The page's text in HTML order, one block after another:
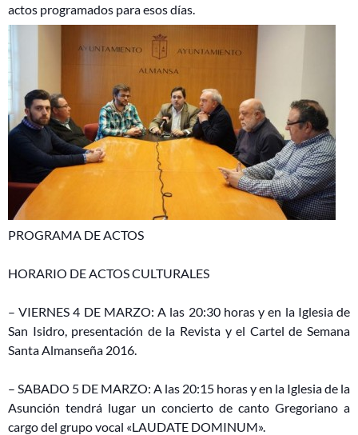
actos programados para esos días.
PROGRAMA DE ACTOS
HORARIO DE ACTOS CULTURALES
– VIERNES 4 DE MARZO: A las 20:30 horas y en la Iglesia de
San Isidro, presentación de la Revista y el Cartel de Semana
Santa Almanseña 2016.
– SABADO 5 DE MARZO: A las 20:15 horas y en la Iglesia de la
Asunción tendrá lugar un concierto de canto Gregoriano a
cargo del grupo vocal «LAUDATE DOMINUM».